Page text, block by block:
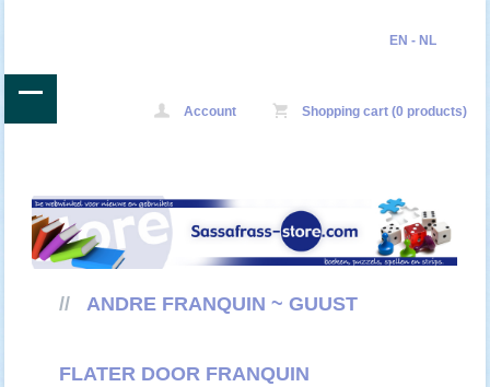
EN - NL
Account Shopping cart (0 products)
// ANDRE FRANQUIN ~ GUUST
FLATER DOOR FRANQUIN